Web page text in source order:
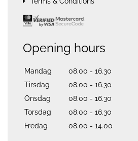
Opening hours
Mandag
08.00 - 16.30
Tirsdag
08.00 - 16.30
Onsdag
08.00 - 16.30
Torsdag
08.00 - 16.30
Fredag
08.00 - 14.00